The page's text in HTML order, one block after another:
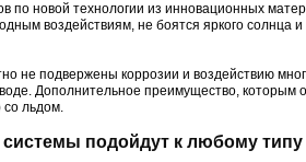
по новой технологии из инновационных
воздействиям, не боятся яркого солнца
не подвержены коррозии и воздействию
Дополнительное преимущество, которым
со льдом.
подойдут к любому типу